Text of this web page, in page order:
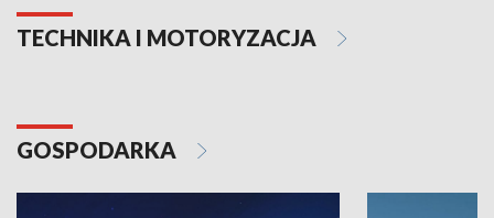
TECHNIKA I MOTORYZACJA
GOSPODARKA